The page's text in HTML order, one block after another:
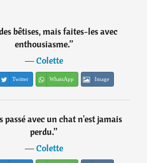
bêtises, mais faites-les avec
enthousiasme.”
―Colette
Twitter WhatsApp Image
passé avec un chat n'est jamais
perdu.”
―Colette